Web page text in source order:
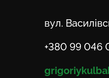
Адреса
вул.
Телефон
+380 99 046
Email